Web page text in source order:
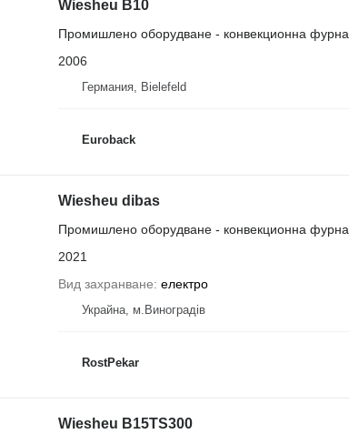
Wiesheu B10
Промишлено оборудване - конвекционна фурна
2006
Германия, Bielefeld
Euroback
Wiesheu dibas
Промишлено оборудване - конвекционна фурна
2021
Вид захранване електро
Украйна, м.Виноградів
RostPekar
Wiesheu B15TS300